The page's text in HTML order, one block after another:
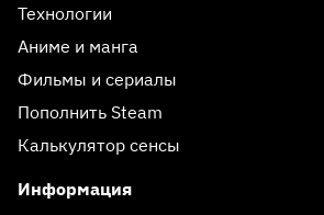
Технологии
Аниме и манга
Фильмы и сериалы
Пополнить Steam
Калькулятор сенсы
Информация